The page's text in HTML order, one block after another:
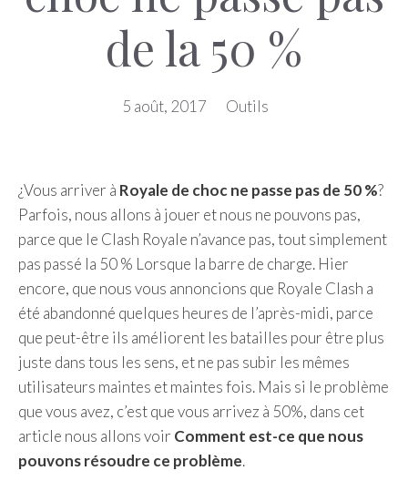
de la 50 %
5 août, 2017 Outils
¿Vous arriver à Royale de choc ne passe pas de 50 %?
Parfois, nous allons à jouer et nous ne pouvons pas,
parce que le Clash Royale n’avance pas, tout simplement
pas passé la 50 % Lorsque la barre de charge. Hier
encore, que nous vous annoncions que Royale Clash a
été abandonné quelques heures de l’après-midi, parce
que peut-être ils améliorent les batailles pour être plus
juste dans tous les sens, et ne pas subir les mêmes
utilisateurs maintes et maintes fois. Mais si le problème
que vous avez, c’est que vous arrivez à 50%, dans cet
article nous allons voir Comment est-ce que nous
pouvons résoudre ce problème.